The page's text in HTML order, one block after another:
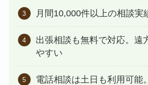
月間10,000件以上の相談実
出張相談も無料で対応。遠
やすい
電話相談は土日も利用可能